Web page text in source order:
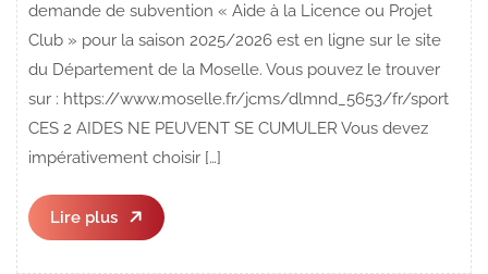
demande de subvention « Aide à la Licence ou Projet
Club » pour la saison 2025/2026 est en ligne sur le site
du Département de la Moselle. Vous pouvez le trouver
sur : https://www.moselle.fr/jcms/dlmnd_5653/fr/sport
CES 2 AIDES NE PEUVENT SE CUMULER Vous devez
impérativement choisir […]
Lire plus
Lire
plus